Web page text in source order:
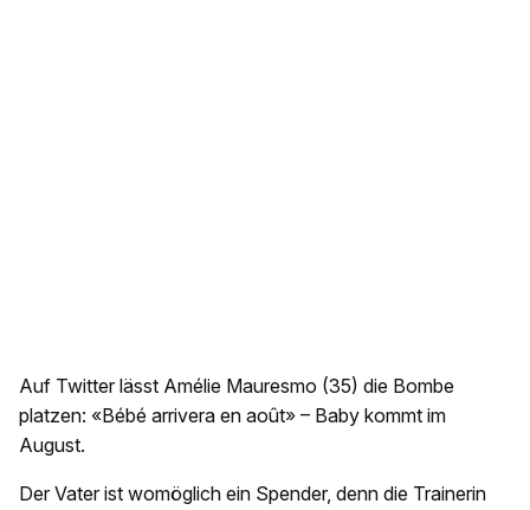
Auf Twitter lässt Amélie Mauresmo (35) die Bombe
platzen: «Bébé arrivera en août» – Baby kommt im
August.
Der Vater ist womöglich ein Spender, denn die Trainerin